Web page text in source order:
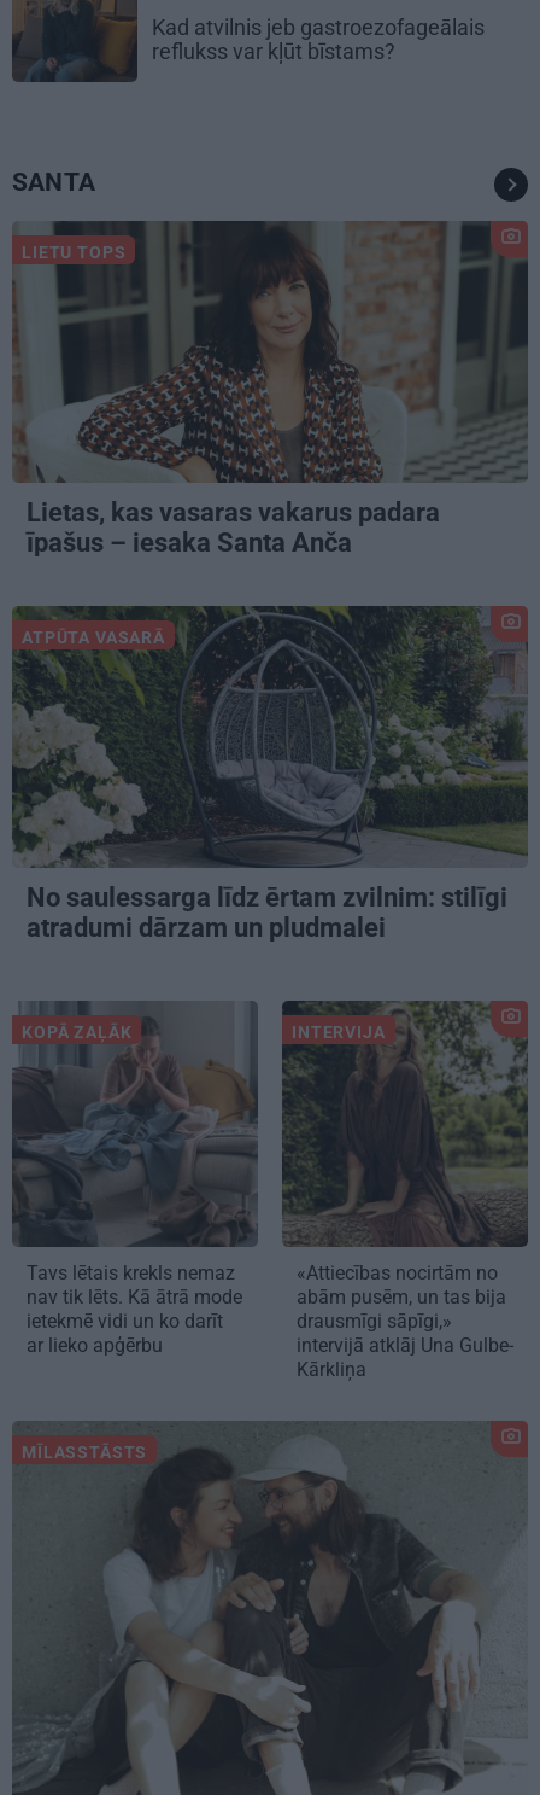
Kad atvilnis jeb gastroezofageālais
reflukss var kļūt bīstams?
SANTA
LIETU TOPS
Lietas, kas vasaras vakarus padara
īpašus – iesaka Santa Anča
ATPŪTA VASARĀ
No saulessarga līdz ērtam zvilnim: stilīgi
atradumi dārzam un pludmalei
KOPĀ ZAĻĀK
Tavs lētais krekls nemaz
nav tik lēts. Kā ātrā mode
ietekmē vidi un ko darīt
ar lieko apģērbu
INTERVIJA
«Attiecības nocirtām no
abām pusēm, un tas bija
drausmīgi sāpīgi,»
intervijā atklāj Una Gulbe-
Kārkliņa
MĪLASSTĀSTS